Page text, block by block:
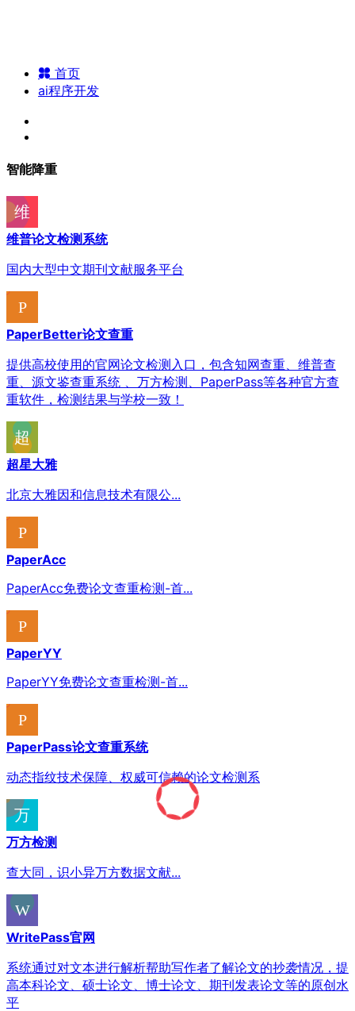
首页
ai程序开发
智能降重
维普论文检测系统
国内大型中文期刊文献服务平台
PaperBetter论文查重
提供高校使用的官网论文检测入口，包含知网查重、维普查
重、源文鉴查重系统 、万方检测、PaperPass等各种官方查
重软件，检测结果与学校一致！
超星大雅
北京大雅因和信息技术有限公...
PaperAcc
PaperAcc免费论文查重检测-首...
PaperYY
PaperYY免费论文查重检测-首...
PaperPass论文查重系统
动态指纹技术保障、权威可信赖的论文检测系
万方检测
查大同，识小异万方数据文献...
WritePass官网
系统通过对文本进行解析帮助写作者了解论文的抄袭情况，提
高本科论文、硕士论文、博士论文、期刊发表论文等的原创水
平